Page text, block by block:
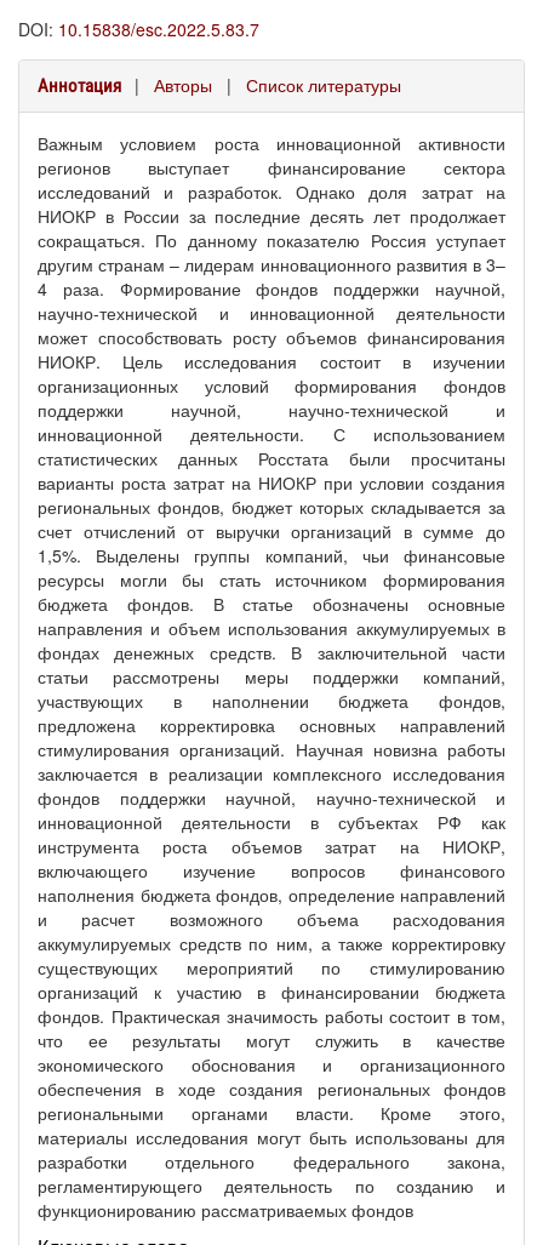
DOI: 10.15838/esc.2022.5.83.7
Аннотация | Авторы | Список литературы
Важным условием роста инновационной активности
регионов выступает финансирование сектора
исследований и разработок. Однако доля затрат на
НИОКР в России за последние десять лет продолжает
сокращаться. По данному показателю Россия уступает
другим странам – лидерам инновационного развития в 3–
4 раза. Формирование фондов поддержки научной,
научно-технической и инновационной деятельности
может способствовать росту объемов финансирования
НИОКР. Цель исследования состоит в изучении
организационных условий формирования фондов
поддержки научной, научно-технической и
инновационной деятельности. С использованием
статистических данных Росстата были просчитаны
варианты роста затрат на НИОКР при условии создания
региональных фондов, бюджет которых складывается за
счет отчислений от выручки организаций в сумме до
1,5%. Выделены группы компаний, чьи финансовые
ресурсы могли бы стать источником формирования
бюджета фондов. В статье обозначены основные
направления и объем использования аккумулируемых в
фондах денежных средств. В заключительной части
статьи рассмотрены меры поддержки компаний,
участвующих в наполнении бюджета фондов,
предложена корректировка основных направлений
стимулирования организаций. Научная новизна работы
заключается в реализации комплексного исследования
фондов поддержки научной, научно-технической и
инновационной деятельности в субъектах РФ как
инструмента роста объемов затрат на НИОКР,
включающего изучение вопросов финансового
наполнения бюджета фондов, определение направлений
и расчет возможного объема расходования
аккумулируемых средств по ним, а также корректировку
существующих мероприятий по стимулированию
организаций к участию в финансировании бюджета
фондов. Практическая значимость работы состоит в том,
что ее результаты могут служить в качестве
экономического обоснования и организационного
обеспечения в ходе создания региональных фондов
региональными органами власти. Кроме этого,
материалы исследования могут быть использованы для
разработки отдельного федерального закона,
регламентирующего деятельность по созданию и
функционированию рассматриваемых фондов